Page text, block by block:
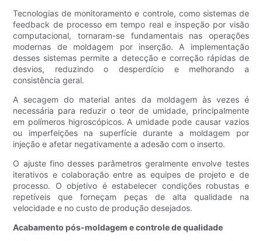
Tecnologias de monitoramento e controle, como sistemas de
feedback de processo em tempo real e inspeção por visão
computacional, tornaram-se fundamentais nas operações
modernas de moldagem por inserção. A implementação
desses sistemas permite a detecção e correção rápidas de
desvios, reduzindo o desperdício e melhorando a
consistência geral.
A secagem do material antes da moldagem às vezes é
necessária para reduzir o teor de umidade, principalmente
em polímeros higroscópicos. A umidade pode causar vazios
ou imperfeições na superfície durante a moldagem por
injeção e afetar negativamente a adesão com o inserto.
O ajuste fino desses parâmetros geralmente envolve testes
iterativos e colaboração entre as equipes de projeto e de
processo. O objetivo é estabelecer condições robustas e
repetíveis que forneçam peças de alta qualidade na
velocidade e no custo de produção desejados.
Acabamento pós-moldagem e controle de qualidade